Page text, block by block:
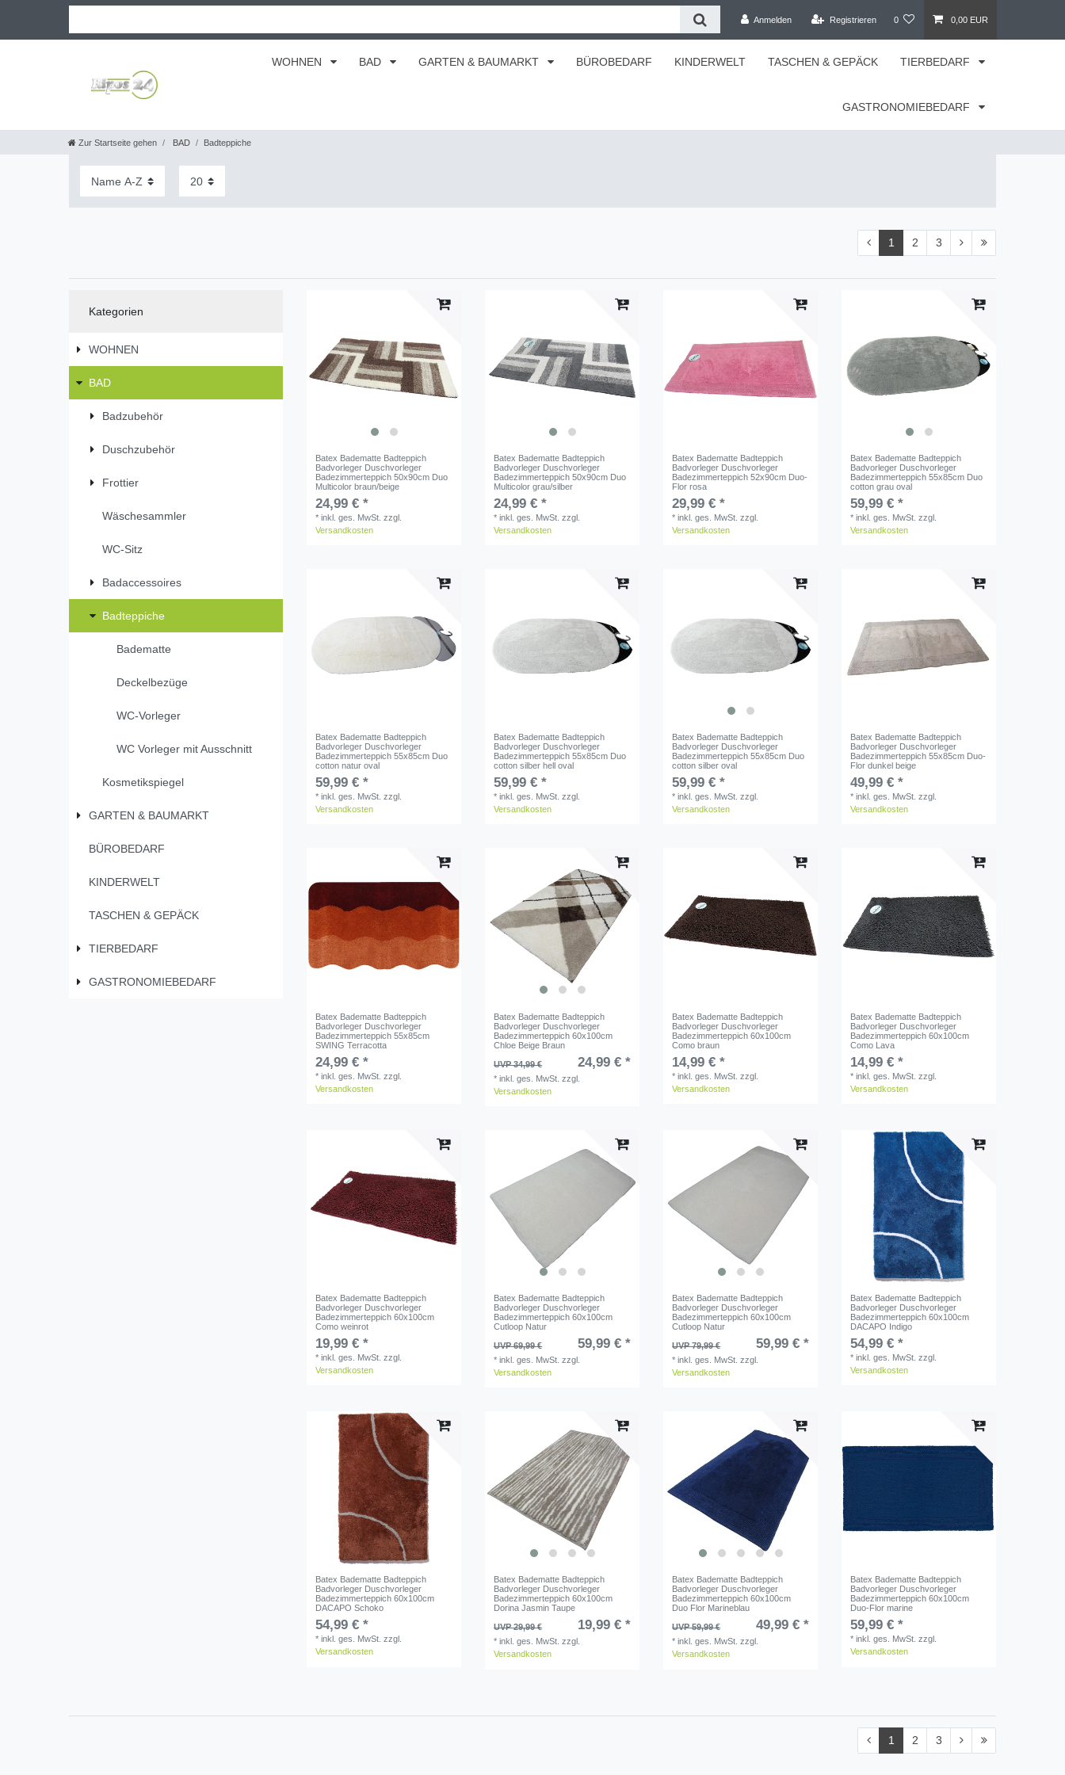
Anmelden Registrieren 0 0,00 EUR
WOHNEN BAD GARTEN & BAUMARKT BÜROBEDARF KINDERWELT TASCHEN & GEPÄCK TIERBEDARF
GASTRONOMIEBEDARF
Zur Startseite gehen BAD Badteppiche
1 2 3
Kategorien
WOHNEN
BAD
Badzubehör
Duschzubehör
Frottier
Wäschesammler
WC-Sitz
Badaccessoires
Badteppiche
Badematte
Deckelbezüge
WC-Vorleger
WC Vorleger mit Ausschnitt
Kosmetikspiegel
GARTEN & BAUMARKT
BÜROBEDARF
KINDERWELT
TASCHEN & GEPÄCK
TIERBEDARF
GASTRONOMIEBEDARF
Batex Badematte Badteppich
Badvorleger Duschvorleger
Badezimmerteppich 50x90cm Duo
Multicolor braun/beige
24,99 € *
*inkl. ges. MwSt. zzgl.
Versandkosten
Batex Badematte Badteppich
Badvorleger Duschvorleger
Badezimmerteppich 50x90cm Duo
Multicolor grau/silber
24,99 € *
*inkl. ges. MwSt. zzgl.
Versandkosten
Batex Badematte Badteppich
Badvorleger Duschvorleger
Badezimmerteppich 52x90cm Duo-
Flor rosa
29,99 € *
*inkl. ges. MwSt. zzgl.
Versandkosten
Batex Badematte Badteppich
Badvorleger Duschvorleger
Badezimmerteppich 55x85cm Duo
cotton grau oval
59,99 € *
*inkl. ges. MwSt. zzgl.
Versandkosten
Batex Badematte Badteppich
Badvorleger Duschvorleger
Badezimmerteppich 55x85cm Duo
cotton natur oval
59,99 € *
*inkl. ges. MwSt. zzgl.
Versandkosten
Batex Badematte Badteppich
Badvorleger Duschvorleger
Badezimmerteppich 55x85cm Duo
cotton silber hell oval
59,99 € *
*inkl. ges. MwSt. zzgl.
Versandkosten
Batex Badematte Badteppich
Badvorleger Duschvorleger
Badezimmerteppich 55x85cm Duo
cotton silber oval
59,99 € *
*inkl. ges. MwSt. zzgl.
Versandkosten
Batex Badematte Badteppich
Badvorleger Duschvorleger
Badezimmerteppich 55x85cm Duo-
Flor dunkel beige
49,99 € *
*inkl. ges. MwSt. zzgl.
Versandkosten
Batex Badematte Badteppich
Badvorleger Duschvorleger
Badezimmerteppich 55x85cm
SWING Terracotta
24,99 € *
*inkl. ges. MwSt. zzgl.
Versandkosten
Batex Badematte Badteppich
Badvorleger Duschvorleger
Badezimmerteppich 60x100cm
Chloe Beige Braun
UVP 34,99 €
24,99 € *
*inkl. ges. MwSt. zzgl.
Versandkosten
Batex Badematte Badteppich
Badvorleger Duschvorleger
Badezimmerteppich 60x100cm
Como braun
14,99 € *
*inkl. ges. MwSt. zzgl.
Versandkosten
Batex Badematte Badteppich
Badvorleger Duschvorleger
Badezimmerteppich 60x100cm
Como Lava
14,99 € *
*inkl. ges. MwSt. zzgl.
Versandkosten
Batex Badematte Badteppich
Badvorleger Duschvorleger
Badezimmerteppich 60x100cm
Como weinrot
19,99 € *
*inkl. ges. MwSt. zzgl.
Versandkosten
Batex Badematte Badteppich
Badvorleger Duschvorleger
Badezimmerteppich 60x100cm
Cutloop Natur
UVP 69,99 €
59,99 € *
*inkl. ges. MwSt. zzgl.
Versandkosten
Batex Badematte Badteppich
Badvorleger Duschvorleger
Badezimmerteppich 60x100cm
Cutloop Natur
UVP 79,99 €
59,99 € *
*inkl. ges. MwSt. zzgl.
Versandkosten
Batex Badematte Badteppich
Badvorleger Duschvorleger
Badezimmerteppich 60x100cm
DACAPO Indigo
54,99 € *
*inkl. ges. MwSt. zzgl.
Versandkosten
Batex Badematte Badteppich
Badvorleger Duschvorleger
Badezimmerteppich 60x100cm
DACAPO Schoko
54,99 € *
*inkl. ges. MwSt. zzgl.
Versandkosten
Batex Badematte Badteppich
Badvorleger Duschvorleger
Badezimmerteppich 60x100cm
Dorina Jasmin Taupe
UVP 29,99 €
19,99 € *
*inkl. ges. MwSt. zzgl.
Versandkosten
Batex Badematte Badteppich
Badvorleger Duschvorleger
Badezimmerteppich 60x100cm
Duo Flor Marineblau
UVP 59,99 €
49,99 € *
*inkl. ges. MwSt. zzgl.
Versandkosten
Batex Badematte Badteppich
Badvorleger Duschvorleger
Badezimmerteppich 60x100cm
Duo-Flor marine
59,99 € *
*inkl. ges. MwSt. zzgl.
Versandkosten
1 2 3